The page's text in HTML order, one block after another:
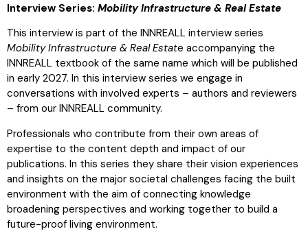
Interview Series: Mobility Infrastructure & Real Estate
This interview is part of the INNREALL interview series
Mobility Infrastructure & Real Estate accompanying the
INNREALL textbook of the same name which will be published
in early 2027. In this interview series we engage in
conversations with involved experts – authors and reviewers
– from our INNREALL community.
Professionals who contribute from their own areas of
expertise to the content depth and impact of our
publications. In this series they share their vision experiences
and insights on the major societal challenges facing the built
environment with the aim of connecting knowledge
broadening perspectives and working together to build a
future-proof living environment.